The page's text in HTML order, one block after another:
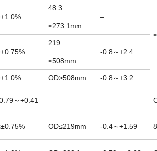
48.3
–
≤273.1mm
219
-0.8～+2.4
≤508mm
OD>508mm -0.8～+3.2
～+0.41 – –
OD≤219mm -0.4～+1.59